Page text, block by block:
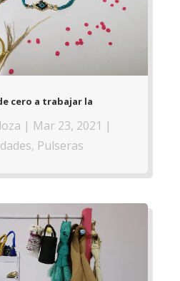
cero a trabajar la
| Mar 23, 2021 |
, Pulseras